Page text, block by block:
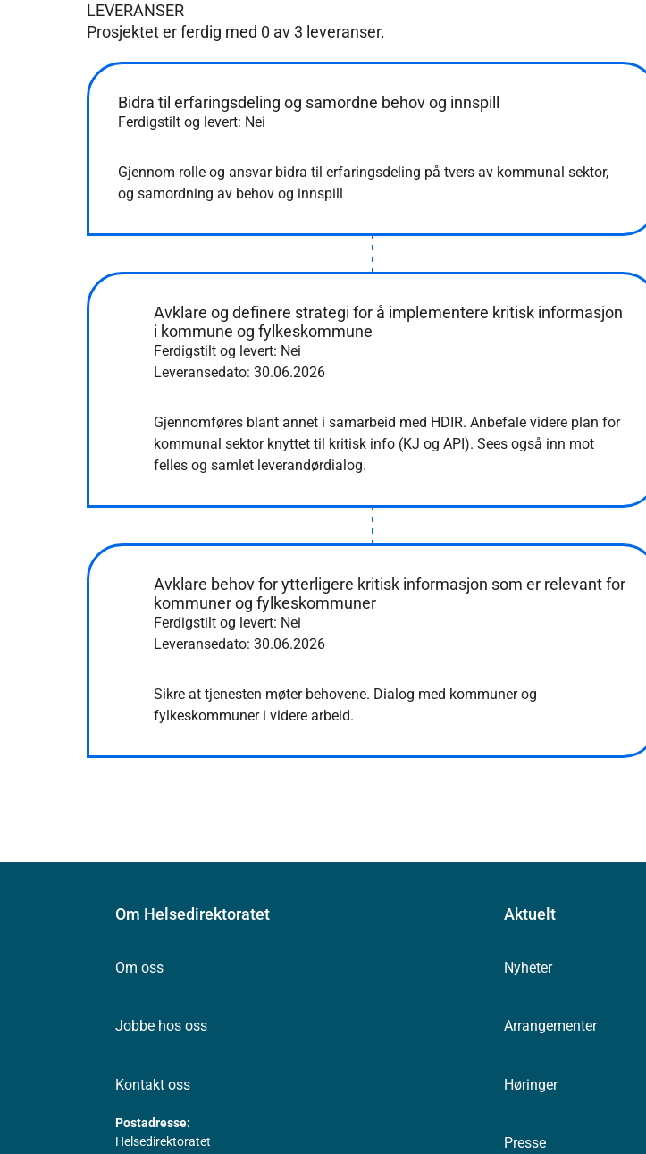
LEVERANSER
Prosjektet er ferdig med 0 av3 leveranser.
Bidra til erfaringsdeling og samordne behov og innspill
Ferdigstilt og levert: Nei
Gjennom rolle og ansvar bidra til erfaringsdeling på tvers av kommunal sektor,
og samordning av behov og innspill
Avklare og definere strategi for å implementere kritisk informasjon
i kommune og fylkeskommune
Ferdigstilt og levert: Nei
Leveransedato: 30.06.2026
Gjennomføres blant annet i samarbeid med HDIR. Anbefale videre plan for
kommunal sektor knyttet til kritisk info (KJ og API). Sees også inn mot
felles og samlet leverandørdialog.
Avklare behov for ytterligere kritisk informasjon som er relevant for
kommuner og fylkeskommuner
Ferdigstilt og levert: Nei
Leveransedato: 30.06.2026
Sikre at tjenesten møter behovene. Dialog med kommuner og
fylkeskommuner i videre arbeid.
Om Helsedirektoratet
Om oss
Jobbe hos oss
Kontakt oss
Postadresse:
Helsedirektoratet
Aktuelt
Nyheter
Arrangementer
Høringer
Presse